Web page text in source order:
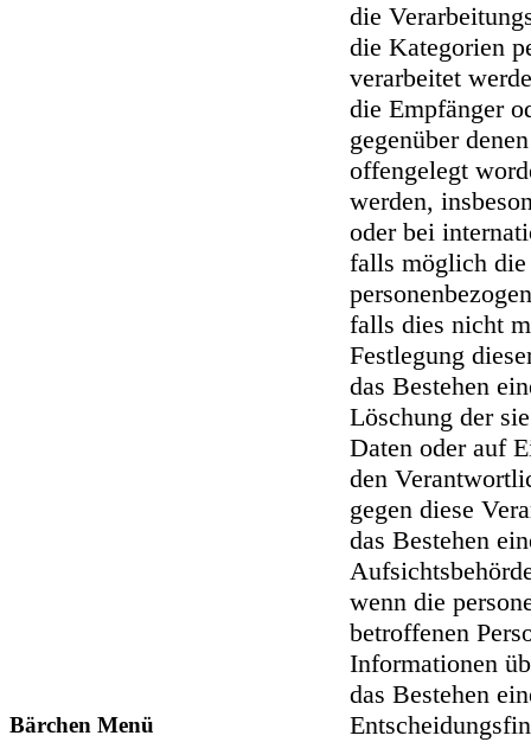
Bärchen Menü
die
die Kategorien
verarbeitet
die Empfänger
gegenüber
offengelegt
werden,
oder bei
falls möglich
falls dies nicht
Festlegung
das Bestehen
Löschung der
Daten oder auf
den
gegen diese
das Bestehen
wenn die
betroffenen
Informationen
das Bestehen